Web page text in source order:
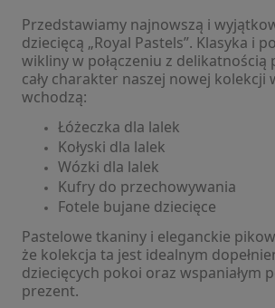
Przedstawiamy najnowszą i
dziecięcą „Royal Pastels”. Klasyka i
wikliny w połączeniu z delikatnością
cały charakter naszej nowej kolekcji
wchodzą:
Łóżeczka dla lalek
Kołyski dla lalek
Wózki dla lalek
Kufry do przechowywania
Fotele bujane dziecięce
Pastelowe tkaniny i eleganckie
że kolekcja ta jest idealnym
dziecięcych pokoi oraz wspaniałym
prezent.